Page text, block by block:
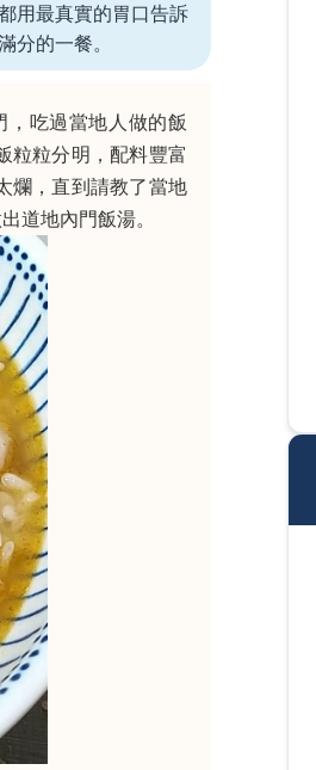
用最真實的胃口告訴
分的一餐。
吃過當地人做的飯
粒粒分明，配料豐富
爛，直到請教了當地
道地內門飯湯。